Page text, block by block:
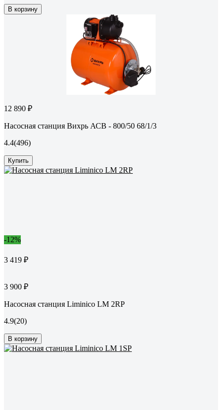
В корзину
12 890 ₽
Насосная станция Вихрь АСВ - 800/50 68/1/3
4.4(496)
Купить
-12%
3 419 ₽
3 900 ₽
Насосная станция Liminico LM 2RP
4.9(20)
В корзину